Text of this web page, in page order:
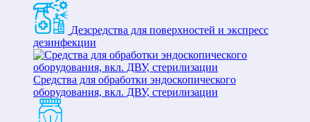
Дезсредства для поверхностей и экспресс
дезинфекции
Средства для обработки эндоскопического
оборудования, вкл. ДВУ, стерилизации